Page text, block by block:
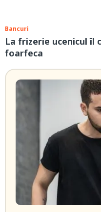
Bancuri
La frizerie ucenicul îl
foarfeca